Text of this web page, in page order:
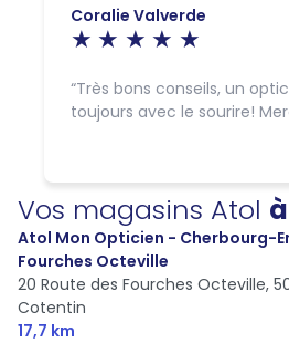
Coralie Valverde
Très bons conseils, un
toujours avec le sourire!
Vos magasins Atol
Atol Mon Opticien - Cherbourg-
Fourches Octeville
20 Route des Fourches Octeville,
Cotentin
17,7 km